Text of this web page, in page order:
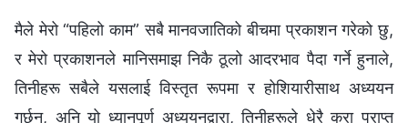
मैले मेरो “पहिलो काम” सबै मानवजातिको बीचमा प्रकाशन गरेको छु,
र मेरो प्रकाशनले मानिसमाझ निकै ठूलो आदरभाव पैदा गर्ने हुनाले,
तिनीहरू सबैले यसलाई विस्तृत रूपमा र होशियारीसाथ अध्ययन
गर्छन्, अनि यो ध्यानपूर्ण अध्ययनद्वारा, तिनीहरूले धेरै कुरा प्राप्त